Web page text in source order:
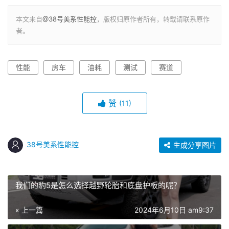
本文来自@38号美系性能控，版权归原作者所有，转载请联系原作
者。
性能 房车 油耗 测试 赛道
赞 (11)
38号美系性能控 生成分享图片
我们的豹5是怎么选择越野轮胎和底盘护板的呢？
« 上一篇 2024年6月10日 am9:37